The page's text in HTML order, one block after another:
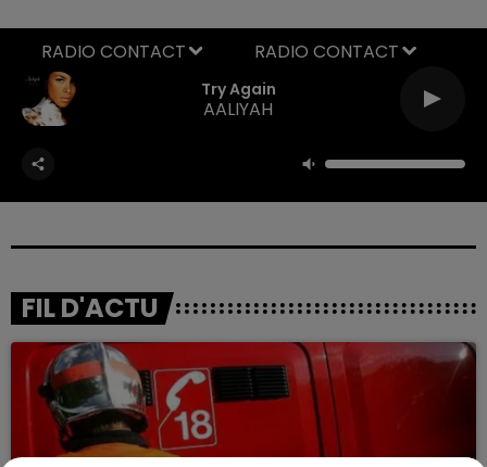
Try Again
AALIYAH
RADIO CONTACT
FIL D'ACTU